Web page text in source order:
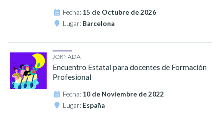
Fecha: 15 de Octubre de 2026
Lugar: Barcelona
JORNADA
Encuentro Estatal para docentes de Formación
Profesional
Fecha: 10 de Noviembre de 2022
Lugar: España